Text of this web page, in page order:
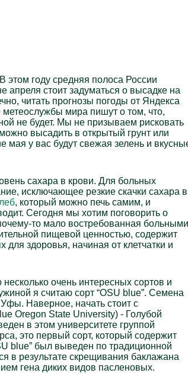
этом году средняя полоса России
апреля стоит задуматься о высадке на
читать прогнозы погоды от Яндекса
мира пишут о том, что,
не будет. Мы не призываем рисковать
высадить в открытый грунт или
мая у вас будут свежая зелень и
сахара в крови. Для больных
исключающее резкие скачки сахара в
, который можно печь самим, и
Сегодня мы хотим поговорить о
то мало востребованная больными
пищевой ценностью, содержит
здоровья, начиная от клетчатки и
очень интересных сортов и
я считаю сорт “OSU blue”. Семена
Наверное, начать стоит с
Oregon State University) - Голубой
в этом университете группой
это первый сорт, который содержит
blue” был выведен по традиционной
в результате скрещивания баклажана
гена диких видов пасленовых.